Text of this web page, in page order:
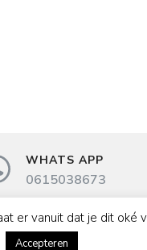
WHATS APP
0615038673
er vanuit dat je dit
Accepteren